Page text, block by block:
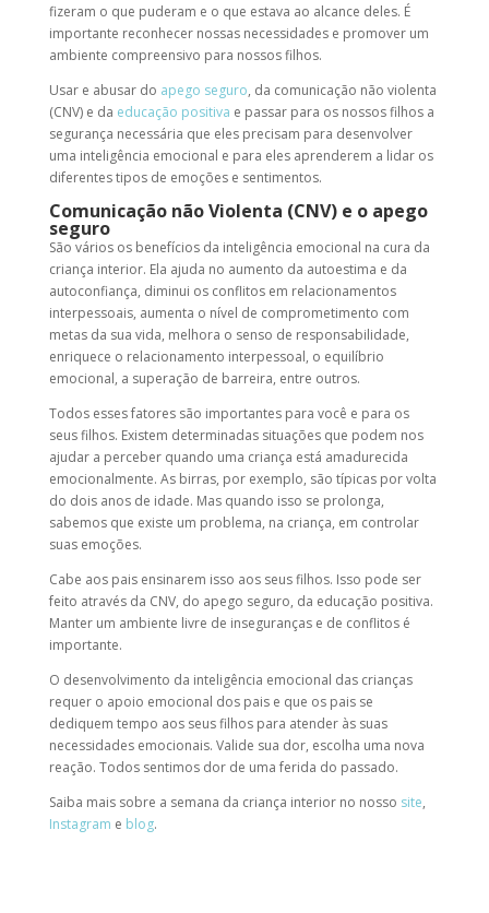
fizeram o que puderam e o que estava ao alcance deles. É
importante reconhecer nossas necessidades e promover um
ambiente compreensivo para nossos filhos.
Usar e abusar do apego seguro, da comunicação não violenta
(CNV) e da educação positiva e passar para os nossos filhos a
segurança necessária que eles precisam para desenvolver
uma inteligência emocional e para eles aprenderem a lidar os
diferentes tipos de emoções e sentimentos.
Comunicação não Violenta (CNV) e o apego
seguro
São vários os benefícios da inteligência emocional na cura da
criança interior. Ela ajuda no aumento da autoestima e da
autoconfiança, diminui os conflitos em relacionamentos
interpessoais, aumenta o nível de comprometimento com
metas da sua vida, melhora o senso de responsabilidade,
enriquece o relacionamento interpessoal, o equilíbrio
emocional, a superação de barreira, entre outros.
Todos esses fatores são importantes para você e para os
seus filhos. Existem determinadas situações que podem nos
ajudar a perceber quando uma criança está amadurecida
emocionalmente. As birras, por exemplo, são típicas por volta
do dois anos de idade. Mas quando isso se prolonga,
sabemos que existe um problema, na criança, em controlar
suas emoções.
Cabe aos pais ensinarem isso aos seus filhos. Isso pode ser
feito através da CNV, do apego seguro, da educação positiva.
Manter um ambiente livre de inseguranças e de conflitos é
importante.
O desenvolvimento da inteligência emocional das crianças
requer o apoio emocional dos pais e que os pais se
dediquem tempo aos seus filhos para atender às suas
necessidades emocionais. Valide sua dor, escolha uma nova
reação. Todos sentimos dor de uma ferida do passado.
Saiba mais sobre a semana da criança interior no nosso site,
Instagram e blog.